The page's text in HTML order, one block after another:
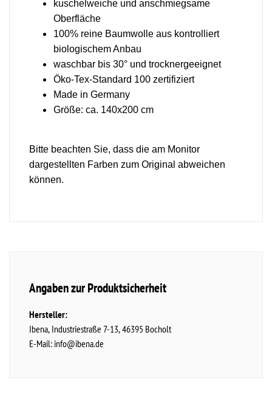
kuschelweiche und anschmiegsame
Oberfläche
100% reine Baumwolle aus kontrolliert
biologischem Anbau
waschbar bis 30° und trocknergeeignet
Öko-Tex-Standard 100 zertifiziert
Made in Germany
Größe: ca. 140x200 cm
Bitte beachten Sie, dass die am Monitor
dargestellten Farben zum Original abweichen
können.
Angaben zur Produktsicherheit
Hersteller:
Ibena Industriestraße 7-13 46395 Bocholt
E-Mail: info@ibena.de